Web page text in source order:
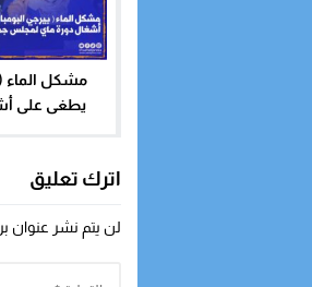
مشكل الماء (
يطغى على
اترك تعليق
لن يتم نشر عنوان